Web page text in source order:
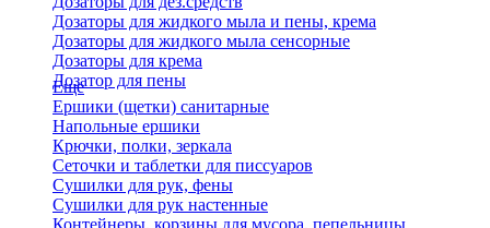
Дозаторы для жидкого мыла и пены, крема
Дозаторы для жидкого мыла сенсорные
Дозаторы для крема
Дозатор для пены
Еще
Ершики (щетки) санитарные
Напольные ершики
Крючки, полки, зеркала
Сеточки и таблетки для писсуаров
Сушилки для рук, фены
Сушилки для рук настенные
Контейнеры, корзины для мусора, пепельницы